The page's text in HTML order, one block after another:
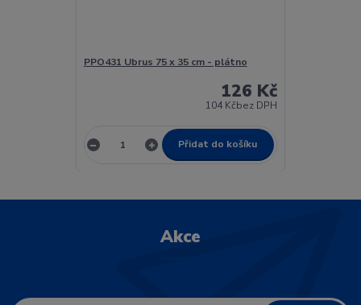
PPO431 Ubrus 75 x 35 cm - plátno
126 Kč
104 Kčbez DPH
Přidat do košíku
Akce